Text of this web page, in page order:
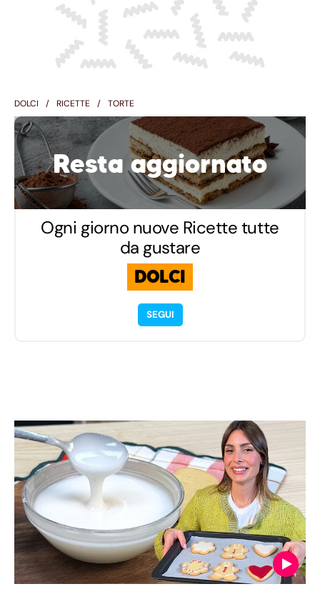
DOLCI RICETTE TORTE
Resta aggiornato
Ogni giorno nuove Ricette tutte
da gustare
DOLCI
SEGUI